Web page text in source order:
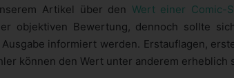
Artikel über den Wert einer Comic-
objektiven Bewertung, dennoch sollte
informiert werden. Erstauflagen,
können den Wert unter anderem erheblich